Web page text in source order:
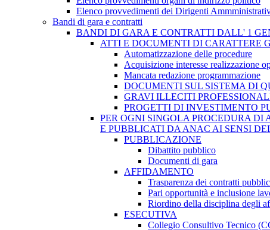
Elenco provvedimenti dei Dirigenti
Bandi di gara e contratti
BANDI DI GARA E CONTRATTI DALL' 1
ATTI E DOCUMENTI DI CARATTERE
Automatizzazione delle procedure
Acquisizione interesse realizzazione
Mancata redazione programmazione
DOCUMENTI SUL SISTEMA DI
GRAVI ILLECITI
PROGETTI DI INVESTIMENTO
PER OGNI SINGOLA PROCEDURA
E PUBBLICATI DA ANAC AI SENSI
PUBBLICAZIONE
Dibattito pubblico
Documenti di gara
AFFIDAMENTO
Trasparenza dei contratti
Pari opportunità e inclusione
Riordino della disciplina degli
ESECUTIVA
Collegio Consultivo Tecnico